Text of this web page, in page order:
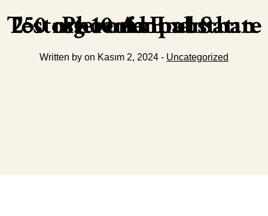
Phoenix Labs Testosterone Enanthate 250 mg 10 Ampul Satın Al
Written by on Kasım 2, 2024 - Uncategorized